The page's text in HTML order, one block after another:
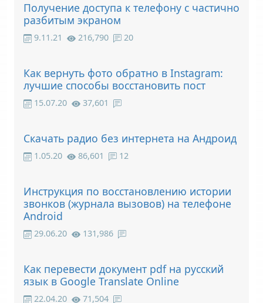
Получение доступа к телефону с частично
разбитым экраном
9.11.21 216,790 20
Как вернуть фото обратно в Instagram:
лучшие способы восстановить пост
15.07.20 37,601
Скачать радио без интернета на Андроид
1.05.20 86,601 12
Инструкция по восстановлению истории
звонков (журнала вызовов) на телефоне
Android
29.06.20 131,986
Как перевести документ pdf на русский
язык в Google Translate Online
22.04.20 71,504